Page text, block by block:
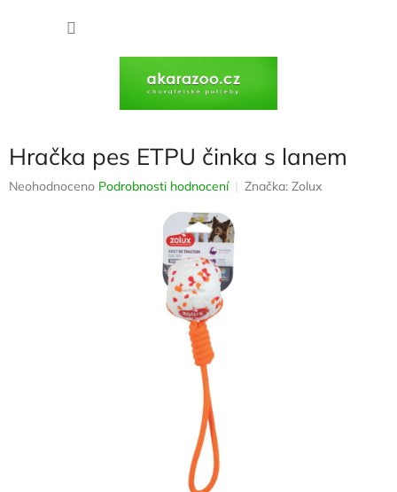
Hračka pes ETPU činka s lanem
Průměrné
Neohodnoceno Podrobnosti hodnocení Značka: Zolux